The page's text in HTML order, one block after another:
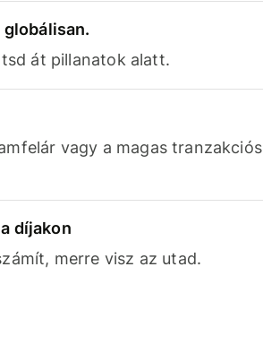
globálisan.
át pillanatok alatt.
vagy a magas tranzakciós
díjakon
merre visz az utad.